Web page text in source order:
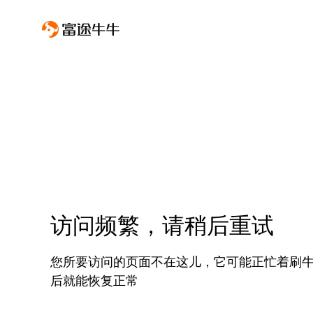
访问频繁，请稍后重试
您所要访问的页面不在这儿，它可能正忙着刷
后就能恢复正常